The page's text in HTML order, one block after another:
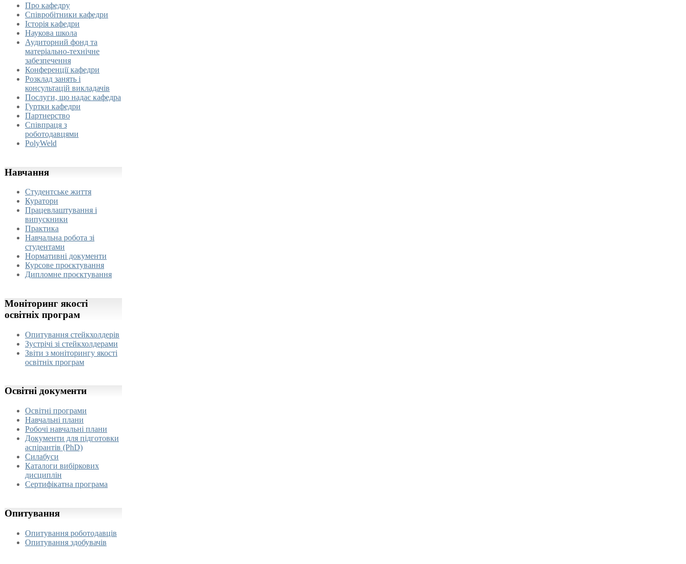
Про кафедру
Співробітники кафедри
Історія кафедри
Наукова школа
Аудиторний фонд та
матеріально-технічне
забезпечення
Конференції кафедри
Розклад занять і
консультацій викладачів
Послуги, що надає кафедра
Гуртки кафедри
Партнерство
Співпраця з
роботодавцями
PolyWeld
Навчання
Студентське життя
Куратори
Працевлаштування і
випускники
Практика
Навчальна робота зі
студентами
Нормативні документи
Курсове проєктування
Дипломне проєктування
Моніторинг якості
освітніх програм
Опитування стейкхолдерів
Зустрічі зі стейкхолдерами
Звіти з моніторингу якості
освітніх програм
Освітні документи
Освітні програми
Навчальні плани
Робочі навчальні плани
Документи для підготовки
аспірантів (PhD)
Силабуси
Каталоги вибіркових
дисциплін
Сертифікатна програма
Опитування
Опитування роботодавців
Опитування здобувачів